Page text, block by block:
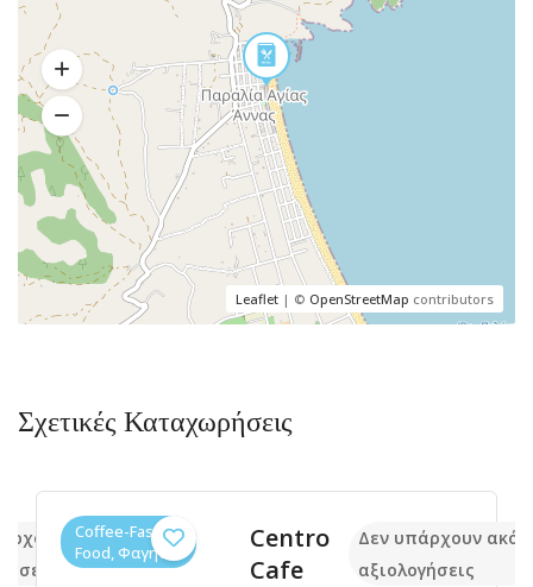
Leaflet | © OpenStreetMap contributors
Σχετικές Καταχωρήσεις
ακόμα
Coffee-Fast
Food, Φαγητό
Centro
Cafe
Δεν υπάρχουν
αξιολογήσεις